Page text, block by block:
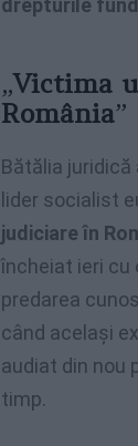
drepturile
„Victima
România”
Bătălia juridică
lider socialist
judiciare în
încheiat ieri cu
predarea
când același
audiat din nou
timp.